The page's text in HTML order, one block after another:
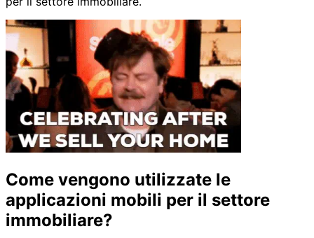
Come vengono utilizzate le
applicazioni mobili per il settore
immobiliare?